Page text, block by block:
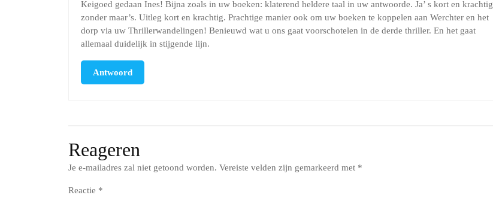
Keigoed gedaan Ines! Bijna zoals in uw boeken: klaterend heldere taal in uw antwoorde. Ja’ s kort en krachtig
zonder maar’s. Uitleg kort en krachtig. Prachtige manier ook om uw boeken te koppelen aan Werchter en het
dorp via uw Thrillerwandelingen! Benieuwd wat u ons gaat voorschotelen in de derde thriller. En het gaat
allemaal duidelijk in stijgende lijn.
Antwoord
Reageren
Je e-mailadres zal niet getoond worden. Vereiste velden zijn gemarkeerd met *
Reactie *